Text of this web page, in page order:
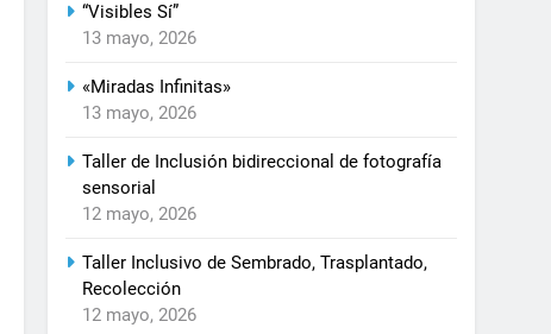
“Visibles Sí”
13 mayo, 2026
«Miradas Infinitas»
13 mayo, 2026
Taller de Inclusión bidireccional de fotografía
sensorial
12 mayo, 2026
Taller Inclusivo de Sembrado, Trasplantado,
Recolección
12 mayo, 2026